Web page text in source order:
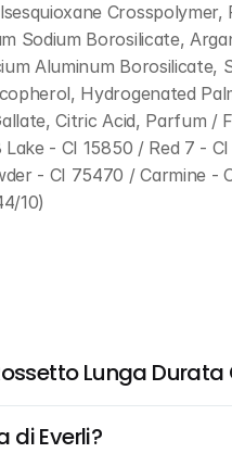
Sodium Borosilicate,
Aluminum
Hydrogenated
Citric Acid, Parfum
- CI 15850 / Red 7 -
- CI 75470 / Carmine -
10)
Lunga Durata
di Everli?